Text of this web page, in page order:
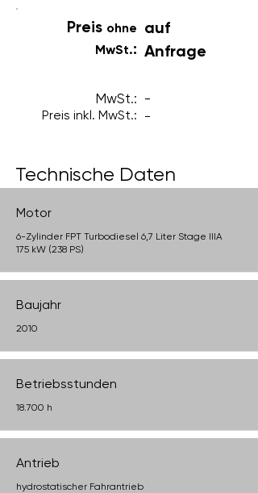
Preis ohne
MwSt.:
auf
Anfrage
MwSt.:
Preis inkl. MwSt.:
-
-
Technische Daten
Motor
6-Zylinder FPT Turbodiesel 6,7 Liter Stage IIIA
175 kW (238 PS)
Baujahr
2010
Betriebsstunden
18.700 h
Antrieb
hydrostatischer Fahrantrieb